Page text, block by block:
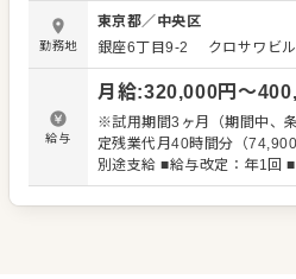
業態で活かすのはもちろん、
つけることも可能です。 今
適性に応じて新店でご活躍い
調理業務を中心に、スタッ
理など、店舗運営にかかわる
客様の心が躍るような、忘
験”ができる『遊び場』を、
う。アイデアを歓迎する環境
とのコラボ店など、話題性
ます （例：2025年8月オー
勤務地
東京都／ 中央区
銀座6丁目9-2
クロサワビ
給与
月給:320,000円〜
※試用期間3ヶ月（期間中、
定残業代月40時間分（
別途支給 ■給与改定：年